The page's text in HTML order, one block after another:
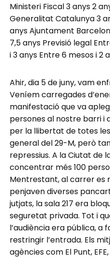
Ministeri Fiscal 3 anys 2
Generalitat Catalunya 3
anys Ajuntament
7,5 anys Previsió legal
i 3 anys Entre 6 mesos i 2
Ahir, dia 5 de juny, vam
Veníem carregades
manifestació que va
persones al nostre barri i
per la llibertat de totes
general del 29-M, però
repressius. A la Ciutat de
concentrar més 100
Mentrestant, al carrer es
penjaven diverses
jutjats, la sala 217 era
seguretat privada. Tot i
l’audiència era pública, a
restringir l’entrada. Els
agències com El Punt,